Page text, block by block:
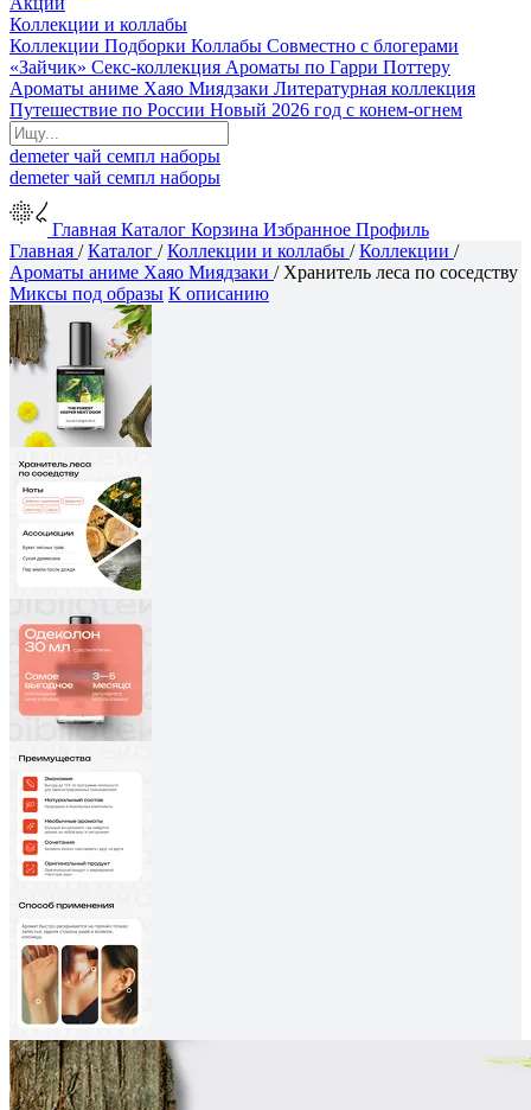
Коллекции и коллабы
Коллекции Подборки Коллабы Совместно с блогерами
«Зайчик» Секс-коллекция Ароматы по Гарри Поттеру
Ароматы аниме Хаяо Миядзаки Литературная коллекция
Путешествие по России Новый 2026 год с конем-огнем
demeterчай семпл наборы
demeterчай семпл наборы
Главная Каталог Корзина Избранное Профиль
Главная /Каталог /Коллекции и коллабы /Коллекции /
Ароматы аниме Хаяо Миядзаки / Хранитель леса по соседству
Миксы под образы К описанию